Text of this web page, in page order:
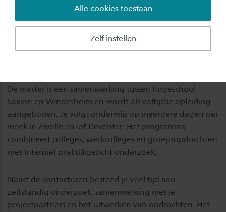
Zelf instellen
Alle cookies toestaan
Leren op twee locaties:
Zwolle & Deventer
Extra kosten per jaar:
n.v.t.
De master is een samenwerking tussen hogeschool
Saxion en Windesheim en wordt als voltijdse opleiding
aangeboden. Je volgt onderwijs op meerdere dagen per
week in Zwolle en/of Deventer. Het programma
combineert colleges, werkcolleges en groepsopdrachten
met intensief praktijkgericht onderzoek.
Naast de contacturen besteed je veel tijd aan
zelfstandig onderzoek, samenwerking met je
projectpartners en het uitwerken van opdrachten. Het